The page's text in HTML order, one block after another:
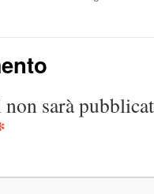
sarà